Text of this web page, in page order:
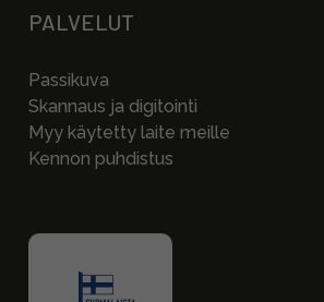
PALVELUT
Passikuva
Skannaus ja digitointi
Myy käytetty laite meille
Kennon puhdistus